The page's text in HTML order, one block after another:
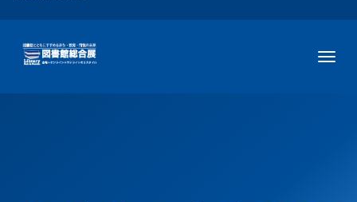
ー
用
メ